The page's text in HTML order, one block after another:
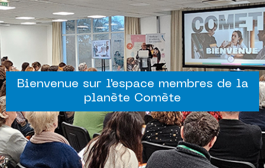
Bienvenue sur l'espace membres de la
planète Comète